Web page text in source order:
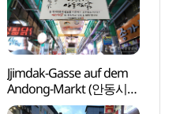
Jjimdak-Gasse auf dem
Andong-Markt (안동시장
찜닭골목)